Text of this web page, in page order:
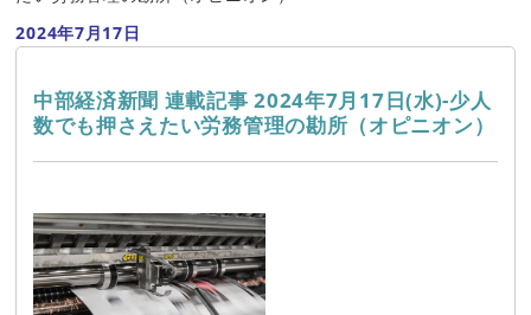
2024年7月17日
中部経済新聞 連載記事 2024年7月17日(水)-少人
数でも押さえたい労務管理の勘所（オピニオン）